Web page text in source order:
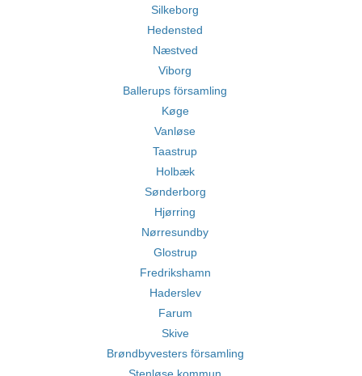
Silkeborg
Hedensted
Næstved
Viborg
Ballerups församling
Køge
Vanløse
Taastrup
Holbæk
Sønderborg
Hjørring
Nørresundby
Glostrup
Fredrikshamn
Haderslev
Farum
Skive
Brøndbyvesters församling